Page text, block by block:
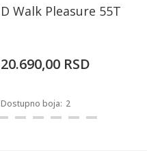
D Walk Pleasure 55T
20.690,00 RSD
Dostupno boja: 2